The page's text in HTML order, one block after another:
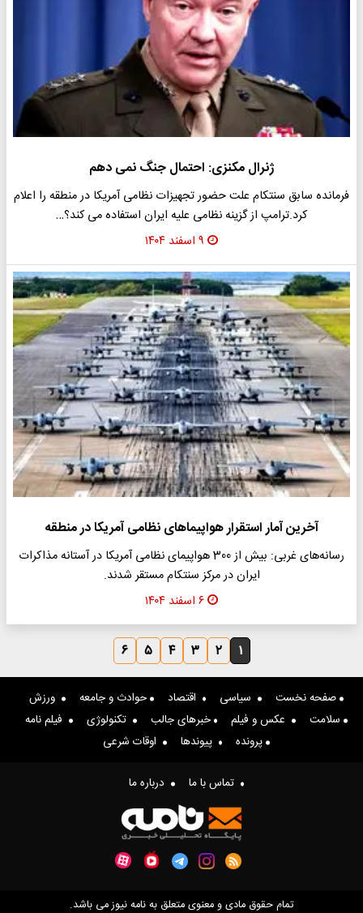
ژنرال مکنزی: احتمال جنگ نمی دهم
فرمانده سابق سنتکام علت حضور تجهیزات نظامی آمریکا در منطقه را اعلام
کرد.ترامپ از گزینه نظامی علیه ایران استفاده می کند؟…
۹ اسفند ۱۴۰۴
آخرین آمار استقرار هواپیماهای نظامی آمریکا در منطقه
رسانه‌های غربی: بیش از 300 هواپیمای نظامی آمریکا در آستانه مذاکرات
ایران در مرکز سنتکام مستقر شدند.
۶ اسفند ۱۴۰۴
۱ ۲ ۳ ۴ ۵ ۶
صفحه نخست سیاسی اقتصاد حوادث و جامعه
ورزش
سلامت
عکس و فیلم خبرهای جالب تکنولوژی
فیلم نامه
پرونده
پیوندها اوقات شرعی
تماس با ما درباره ما
تمام حقوق مادی و معنوی متعلق به نامه نیوز می باشد.